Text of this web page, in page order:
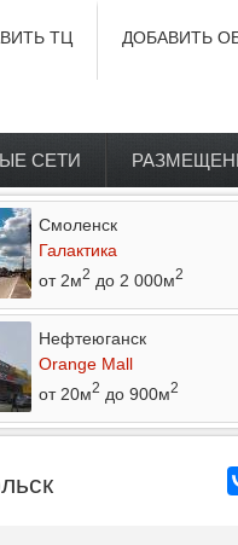
ДОБАВИТЬ
ТЦ
СЕТИ
Смоленск
Галактика
от 2м2 до 2 000м2
Нефтеюганск
Orange Mall
от 20м2 до 900м2